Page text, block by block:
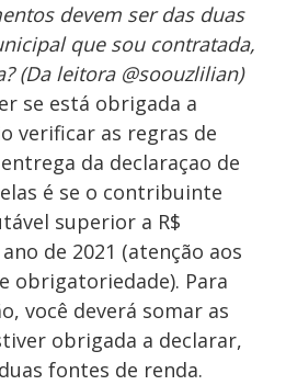
devem ser das duas
que sou contratada,
(Da leitora @soouzlilian)
se está obrigada a
verificar as regras de
da declaraçao de
é se o contribuinte
superior a R$
de 2021 (atenção aos
obrigatoriedade). Para
você deverá somar as
obrigada a declarar,
fontes de renda.